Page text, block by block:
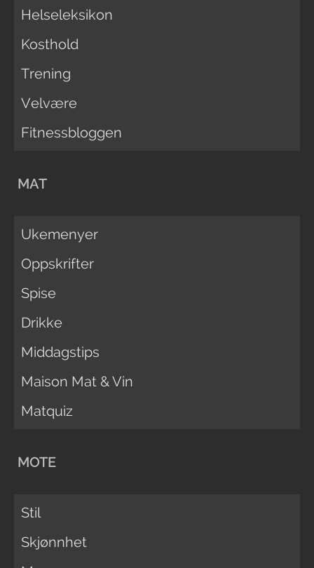
Helseleksikon
Kosthold
Trening
Velvære
Fitnessbloggen
MAT
Ukemenyer
Oppskrifter
Spise
Drikke
Middagstips
Maison Mat & Vin
Matquiz
MOTE
Stil
Skjønnhet